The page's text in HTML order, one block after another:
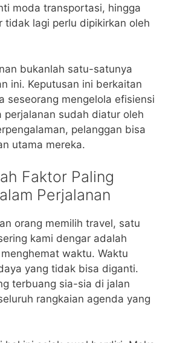
moda transportasi, hingga
tidak lagi perlu dipikirkan oleh
bukanlah satu-satunya
ini. Keputusan ini berkaitan
seseorang mengelola efisiensi
perjalanan sudah diatur oleh
pelanggan bisa
utama mereka.
Faktor Paling
Perjalanan
orang memilih travel, satu
kami dengar adalah
waktu. Waktu
yang tidak bisa diganti.
terbuang sia-sia di jalan
rangkaian agenda yang